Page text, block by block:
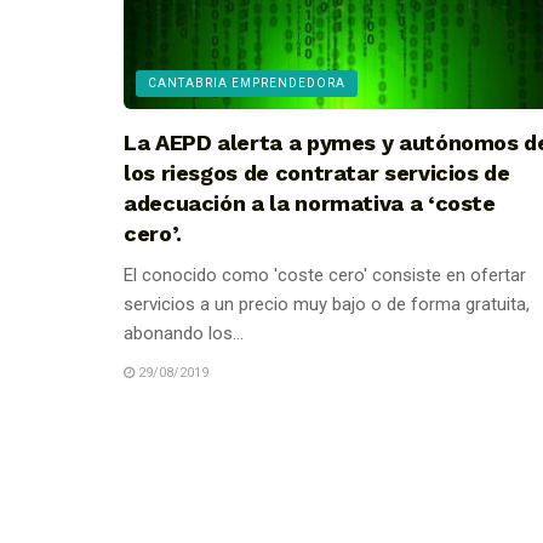
CANTABRIA EMPRENDEDORA
La AEPD alerta a pymes y autónomos
los riesgos de contratar servicios de
adecuación a la normativa a ‘coste
cero’.
El conocido como 'coste cero' consiste en ofertar
servicios a un precio muy bajo o de forma gratuita,
abonando los...
29/08/2019